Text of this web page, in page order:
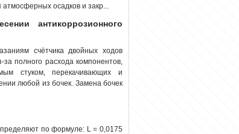
осадков и закр...
антикоррозионного
счётчика двойных ходов
полного расхода компонентов,
стуком, перекачивающих и
любой из бочек. Замена бочек
по формуле: L = 0,0175